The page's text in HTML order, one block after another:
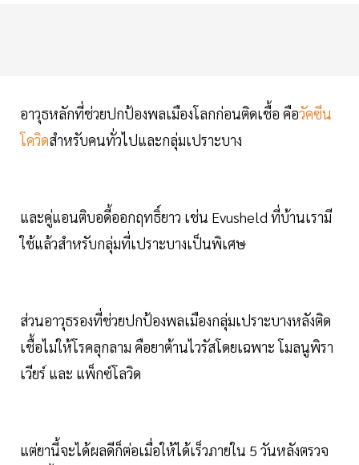
อาวุธหลักที่ช่วยปกป้องพลเมืองโลกก่อนติดเชื้อ คือวัคซีน
โควิดสำหรับคนทั่วไปและกลุ่มเปราะบาง
และคู่แอนติบอดี้ออกฤทธิ์ยาว เช่น Evusheld ที่บ้านเรามี
ใช้แล้วสำหรับกลุ่มที่เปราะบางเป็นพิเศษ
ส่วนอาวุธรองที่ช่วยปกป้องพลเมืองกลุ่มเปราะบางหลังติด
เชื้อไม่ให้โรคลุกลาม คือยาต้านไวรัสโดยเฉพาะ โมลนูพิรา
เวียร์ และ แพ็กซ์โลวิด
แต่ยานี้จะได้ผลดีก็ต่อเมื่อให้ได้เร็วภายใน 5 วันหลังตรวจ